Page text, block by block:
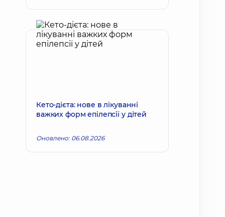
Кето-дієта: нове в лікуванні
важких форм епілепсії у дітей
Оновлено: 06.08.2026